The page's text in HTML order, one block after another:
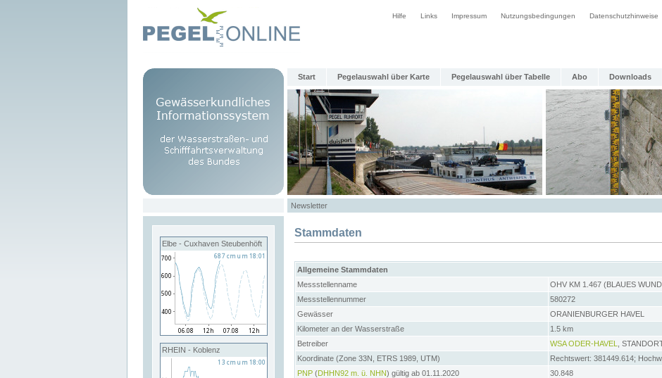
Hilfe Links Impressum Nutzungsbedingungen Datenschutzhinweise
Start Pegelauswahl über Karte Pegelauswahl über Tabelle Abo Downloads
Newsletter
Elbe - Cuxhaven Steubenhöft
RHEIN - Koblenz
Stammdaten
Allgemeine Stammdaten
Messstellenname
OHV KM 1.467 (BLAUES
Messstellennummer
580272
Gewässer
ORANIENBURGER HAVEL
Kilometer an der Wasserstraße
1.5 km
Betreiber
WSA ODER-HAVEL
,
Koordinate (Zone 33N, ETRS 1989, UTM)
Rechtswert: 381449.614;
PNP (DHHN92 m. ü. NHN) gültig ab 01.11.2020
30.848